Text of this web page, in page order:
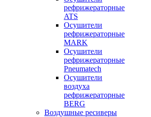
рефрижераторные
ATS
Осушители
рефрижераторные
MARK
Осушители
рефрижераторные
Pneumatech
Осушители
воздуха
рефрижераторные
BERG
Воздушные ресиверы